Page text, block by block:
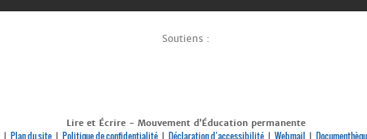
Soutiens :
Lire et Écrire - Mouvement d’Éducation permanente
Plan du site Politique de confidentialité Déclaration d’accessibilité Webmail